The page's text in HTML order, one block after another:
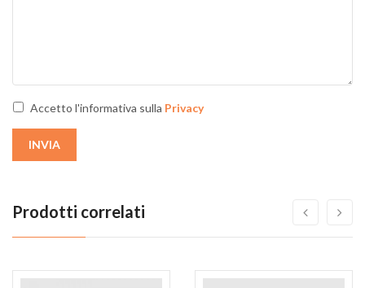
Accetto l'informativa sulla Privacy
INVIA
Prodotti correlati